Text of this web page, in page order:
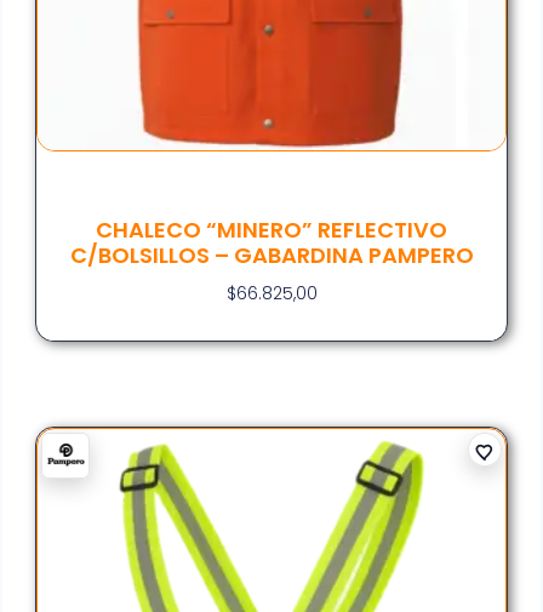
CHALECO “MINERO” REFLECTIVO
C/BOLSILLOS – GABARDINA PAMPERO
$66.825,00